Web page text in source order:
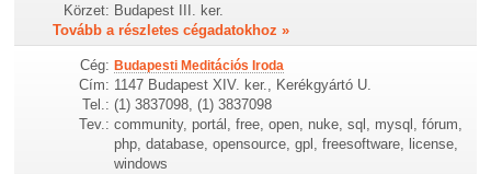
Körzet: Budapest III. ker.
Tovább a részletes cégadatokhoz »
Cég: Budapesti Meditációs Iroda
Cím: 1147 Budapest XIV. ker., Kerékgyártó U.
Tel.: (1) 3837098, (1) 3837098
Tev.: community, portál, free, open, nuke, sql, mysql, fórum,
php, database, opensource, gpl, freesoftware, license,
windows